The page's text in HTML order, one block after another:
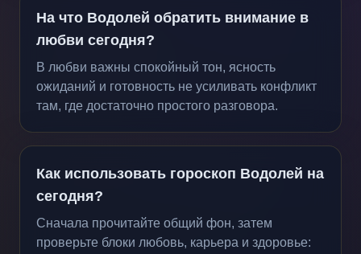
На что Водолей обратить внимание в
любви сегодня?
В любви важны спокойный тон, ясность
ожиданий и готовность не усиливать конфликт
там, где достаточно простого разговора.
Как использовать гороскоп Водолей на
сегодня?
Сначала прочитайте общий фон, затем
проверьте блоки любовь, карьера и здоровье: